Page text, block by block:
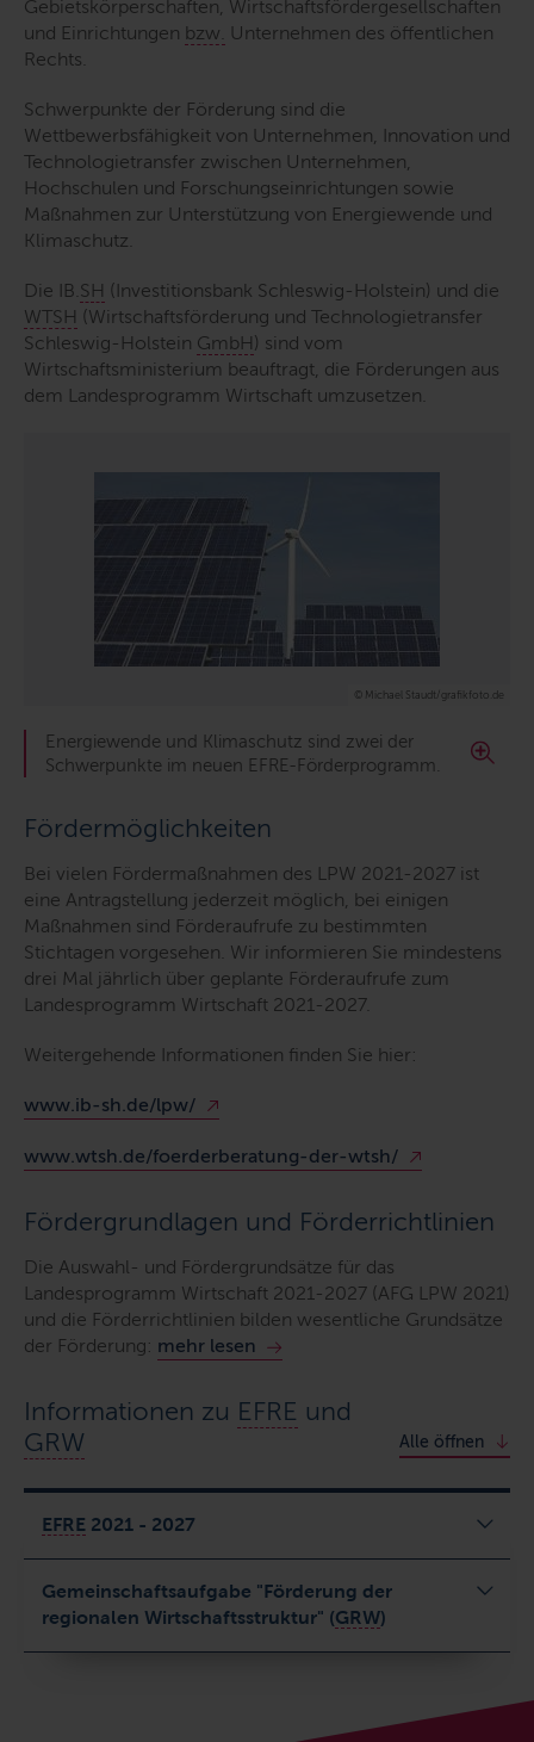
Gebietskörperschaften, Wirtschaftsfördergesellschaften
und Einrichtungen bzw. Unternehmen des öffentlichen
Rechts.
Schwerpunkte der Förderung sind die
Wettbewerbsfähigkeit von Unternehmen, Innovation und
Technologietransfer zwischen Unternehmen,
Hochschulen und Forschungseinrichtungen sowie
Maßnahmen zur Unterstützung von Energiewende und
Klimaschutz.
Die IB. SH (Investitionsbank Schleswig-Holstein) und die
WTSH (Wirtschaftsförderung und Technologietransfer
Schleswig-Holstein GmbH) sind vom
Wirtschaftsministerium beauftragt, die Förderungen aus
dem Landesprogramm Wirtschaft umzusetzen.
© Michael Staudt/grafikfoto.de
Energiewende und Klimaschutz sind zwei der
Schwerpunkte im neuen EFRE-Förderprogramm.
Fördermöglichkeiten
Bei vielen Fördermaßnahmen des LPW 2021-2027 ist
eine Antragstellung jederzeit möglich, bei einigen
Maßnahmen sind Förderaufrufe zu bestimmten
Stichtagen vorgesehen. Wir informieren Sie mindestens
drei Mal jährlich über geplante Förderaufrufe zum
Landesprogramm Wirtschaft 2021-2027.
Weitergehende Informationen finden Sie hier:
www.ib-sh.de/lpw/
www.wtsh.de/foerderberatung-der-wtsh/
Fördergrundlagen und Förderrichtlinien
Die Auswahl- und Fördergrundsätze für das
Landesprogramm Wirtschaft 2021-2027 (AFG LPW 2021)
und die Förderrichtlinien bilden wesentliche Grundsätze
der Förderung: mehr lesen
Informationen zu EFRE und
GRW
Alle öffnen
EFRE 2021 - 2027
Gemeinschaftsaufgabe "Förderung der
regionalen Wirtschaftsstruktur" (GRW)